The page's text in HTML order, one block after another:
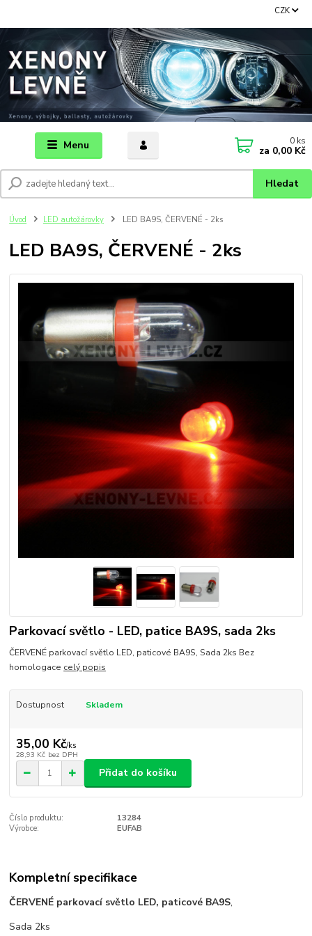
Menu
CZK
Hledat
0 ks
za 0,00 Kč
Úvod LED autožárovky LED BA9S, ČERVENÉ - 2ks
LED BA9S, ČERVENÉ - 2ks
Parkovací světlo - LED, patice BA9S, sada 2ks
ČERVENÉ parkovací světlo LED, paticové BA9S, Sada 2ks Bez
homologace celý popis
Dostupnost Skladem
35,00 Kč/ks
28,93 Kč bez DPH
Přidat do košíku
Číslo produktu:
13284
Výrobce:
EUFAB
Kompletní specifikace
ČERVENÉ parkovací světlo LED, paticové BA9S,
Sada 2ks